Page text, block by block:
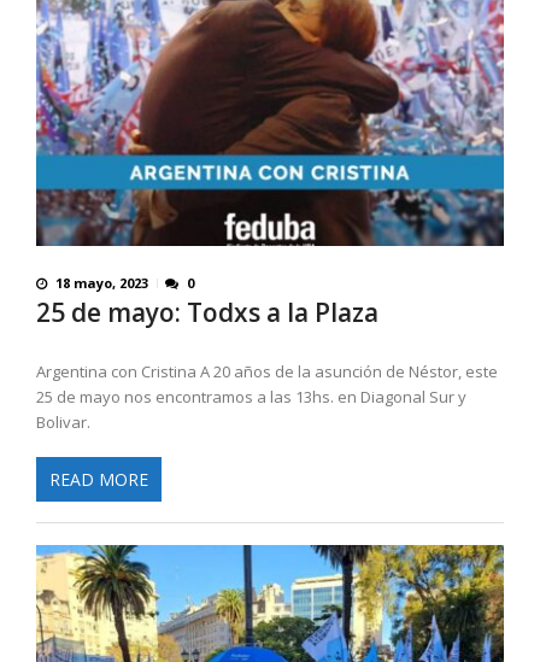
18 mayo, 2023 0
25 de mayo: Todxs a la Plaza
Argentina con Cristina A 20 años de la asunción de Néstor, este
25 de mayo nos encontramos a las 13hs. en Diagonal Sur y
Bolivar.
READ MORE